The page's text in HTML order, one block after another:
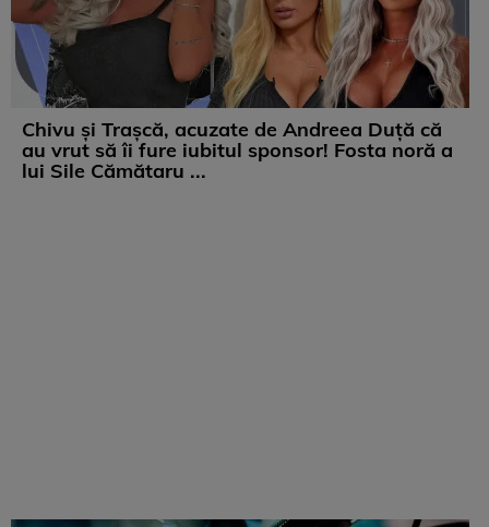
Chivu și Trașcă, acuzate de Andreea Duță că
au vrut să îi fure iubitul sponsor! Fosta noră a
lui Sile Cămătaru ...